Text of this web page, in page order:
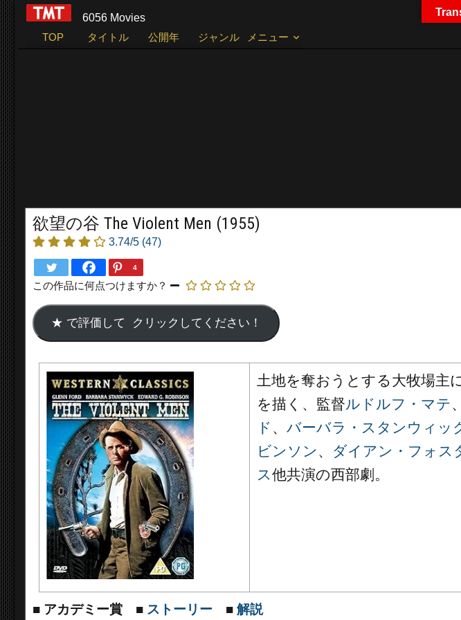
6056 Movies
TOP
タイトル 公開年 ジャンル メニュー
欲望の谷 The Violent Men (1955)
3.74/5 (47)
4
この作品に何点つけますか？
土地を奪おうとする大牧場主
を描く、監督ルドルフ・マテ
ド 、 バーバラ・スタンウィッ
ビンソン 、 ダイアン・フォス
ス他共演の西部劇。
■ アカデミー賞 ■ ストーリー ■ 解説